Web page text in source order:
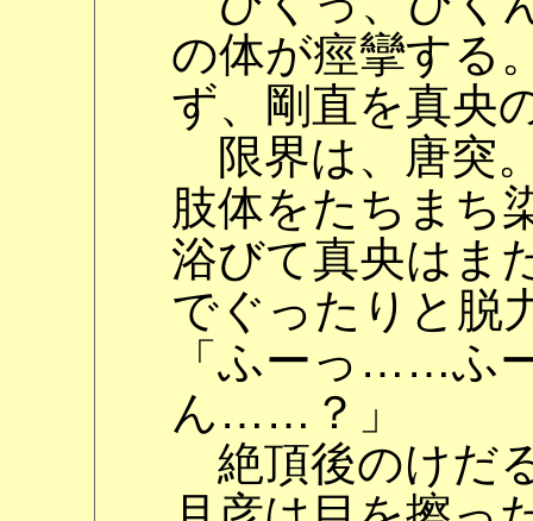
の体が痙攣する
ず、剛直を真央
限界は、唐突
肢体をたちまち
浴びて真央はま
でぐったりと脱
「ふーっ……
ん……？」
絶頂後のけだ